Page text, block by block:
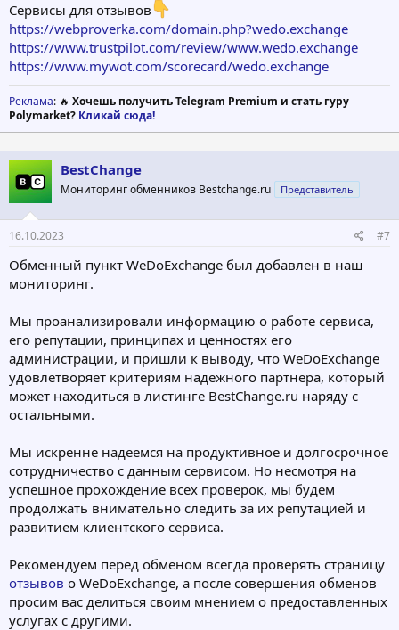
Сервисы для отзывов
https://webproverka.com/domain.php?wedo.exchange
https://www.trustpilot.com/review/www.wedo.exchange
https://www.mywot.com/scorecard/wedo.exchange
Реклама: 🔥 Хочешь получить Telegram Premium и стать гуру
Polymarket? Кликай сюда!
BestChange
Мониторинг обменников Bestchange.ru Представитель
16.10.2023 #7
Обменный пункт WeDoExchange был добавлен в наш
мониторинг.
Мы проанализировали информацию о работе сервиса,
его репутации, принципах и ценностях его
администрации, и пришли к выводу, что WeDoExchange
удовлетворяет критериям надежного партнера, который
может находиться в листинге BestChange.ru наряду с
остальными.
Мы искренне надеемся на продуктивное и долгосрочное
сотрудничество с данным сервисом. Но несмотря на
успешное прохождение всех проверок, мы будем
продолжать внимательно следить за их репутацией и
развитием клиентского сервиса.
Рекомендуем перед обменом всегда проверять страницу
отзывов о WeDoExchange, а после совершения обменов
просим вас делиться своим мнением о предоставленных
услугах с другими.